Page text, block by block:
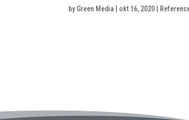
by Green Media okt 16, 2020